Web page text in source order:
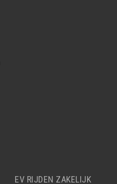
EV RIJDEN ZAKELIJK